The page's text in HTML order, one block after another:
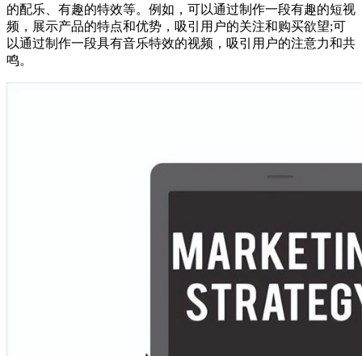
的配乐、有趣的特效等。例如，可以通过制作一段有趣的短视
频，展示产品的特点和优势，吸引用户的关注和购买欲望;可
以通过制作一段具有音乐特效的视频，吸引用户的注意力和共
鸣。